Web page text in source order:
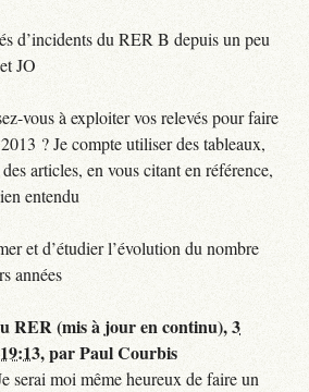
d’incidents du RER B depuis un peu
JO
vous à exploiter vos relevés pour faire
? Je compte utiliser des tableaux,
articles, en vous citant en référence,
entendu
et d’étudier l’évolution du nombre
années
RER (mis à jour en continu),3
,parPaul Courbis
serai moi même heureux de faire un